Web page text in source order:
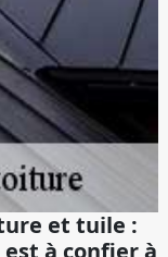
et tuile :
à confier à